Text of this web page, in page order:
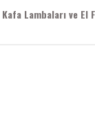
Kafa Lambaları ve El